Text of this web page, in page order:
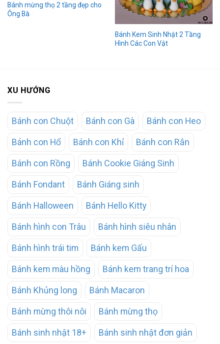
Bánh mừng thọ 2 tầng đẹp cho
Ông Bà
Bánh Kem Sinh Nhật 2 Tầng
Hình Các Con Vật
XU HƯỚNG
Bánh con Chuột Bánh con Gà Bánh con Heo
Bánh con Hổ Bánh con Khỉ Bánh con Rắn
Bánh con Rồng Bánh Cookie Giáng Sinh
Bánh Fondant Bánh Giáng sinh
Bánh Halloween Bánh Hello Kitty
Bánh hình con Trâu Bánh hình siêu nhân
Bánh hình trái tim Bánh kem Gấu
Bánh kem màu hồng Bánh kem trang trí hoa
Bánh Khủng long Bánh Macaron
Bánh mừng thôi nôi Bánh mừng thọ
Bánh sinh nhật 18+ Bánh sinh nhật đơn giản